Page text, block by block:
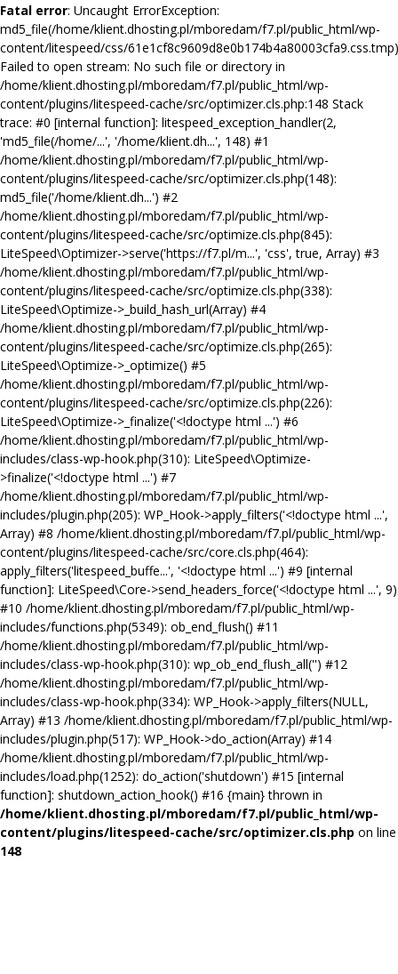
Fatal error: Uncaught ErrorException:
md5_file(/home/klient.dhosting.pl/mboredam/f7.pl/public_html/wp-
content/litespeed/css/
Failed to open stream: No such file or directory in
/home/klient.dhosting.pl/mboredam/f7.pl/public_html/wp-
content/plugins/litespeed-cache/src/optimizer.cls.php:148 Stack
trace: #0 [internal function]: litespeed_exception_handler(2,
'md5_file(/home/...', '/home/klient.dh...', 148) #1
/home/klient.dhosting.pl/mboredam/f7.pl/public_html/wp-
content/plugins/litespeed-cache/src/optimizer.cls.php(148):
md5_file('/home/klient.dh...') #2
/home/klient.dhosting.pl/mboredam/f7.pl/public_html/wp-
content/plugins/litespeed-cache/src/optimize.cls.php(845):
LiteSpeed\Optimizer->serve('https://f7.pl/m...', 'css', true, Array) #3
/home/klient.dhosting.pl/mboredam/f7.pl/public_html/wp-
content/plugins/litespeed-cache/src/optimize.cls.php(338):
LiteSpeed\Optimize->_build_hash_url(Array) #4
/home/klient.dhosting.pl/mboredam/f7.pl/public_html/wp-
content/plugins/litespeed-cache/src/optimize.cls.php(265):
LiteSpeed\Optimize->_optimize() #5
/home/klient.dhosting.pl/mboredam/f7.pl/public_html/wp-
content/plugins/litespeed-cache/src/optimize.cls.php(226):
LiteSpeed\Optimize->_finalize('<!doctype html ...') #6
/home/klient.dhosting.pl/mboredam/f7.pl/public_html/wp-
includes/class-wp-hook.php(310): LiteSpeed\Optimize-
>finalize('<!doctype html ...') #7
/home/klient.dhosting.pl/mboredam/f7.pl/public_html/wp-
includes/plugin.php(205): WP_Hook->apply_filters('<!doctype html ...',
Array) #8 /home/klient.dhosting.pl/mboredam/f7.pl/public_html/wp-
content/plugins/litespeed-cache/src/core.cls.php(464):
apply_filters('litespeed_buffe...', '<!doctype html ...') #9 [internal
function]: LiteSpeed\Core->send_headers_force('<!doctype html ...', 9)
#10 /home/klient.dhosting.pl/mboredam/f7.pl/public_html/wp-
includes/functions.php(5349): ob_end_flush() #11
/home/klient.dhosting.pl/mboredam/f7.pl/public_html/wp-
includes/class-wp-hook.php(310): wp_ob_end_flush_all('') #12
/home/klient.dhosting.pl/mboredam/f7.pl/public_html/wp-
includes/class-wp-hook.php(334): WP_Hook->apply_filters(NULL,
Array) #13 /home/klient.dhosting.pl/mboredam/f7.pl/public_html/wp-
includes/plugin.php(517): WP_Hook->do_action(Array) #14
/home/klient.dhosting.pl/mboredam/f7.pl/public_html/wp-
includes/load.php(1252): do_action('shutdown') #15 [internal
function]: shutdown_action_hook() #16 {main} thrown in
/home/klient.dhosting.pl/mboredam/f7.pl/public_html/wp-
content/plugins/litespeed-cache/src/optimizer.cls.php on line
148